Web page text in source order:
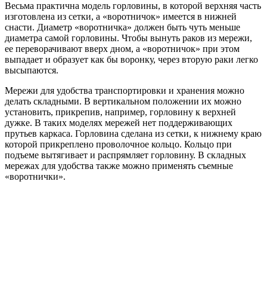
Весьма практична модель горловины, в которой верхняя часть
изготовлена из сетки, а «воротничок» имеется в нижней
снасти. Диаметр «воротничка» должен быть чуть меньше
диаметра самой горловины. Чтобы вынуть раков из мережи,
ее переворачивают вверх дном, а «воротничок» при этом
выпадает и образует как бы воронку, через вторую раки легко
высыпаются.
Мережи для удобства транспортировки и хранения можно
делать складными. В вертикальном положении их можно
установить, прикрепив, например, горловину к верхней
дужке. В таких моделях мережей нет поддерживающих
прутьев каркаса. Горловина сделана из сетки, к нижнему краю
которой прикреплено проволочное кольцо. Кольцо при
подъеме вытягивает и распрямляет горловину. В складных
мережах для удобства также можно применять съемные
«воротнички».